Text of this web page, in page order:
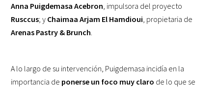
Anna Puigdemasa Acebron , impulsora del proyecto
Rusccus; y Chaimaa Arjam El Hamdioui , propietaria de
Arenas Pastry & Brunch
A lo largo de su intervención, Puigdemasa incidía en la
importancia de ponerse un foco muy claro de lo que se